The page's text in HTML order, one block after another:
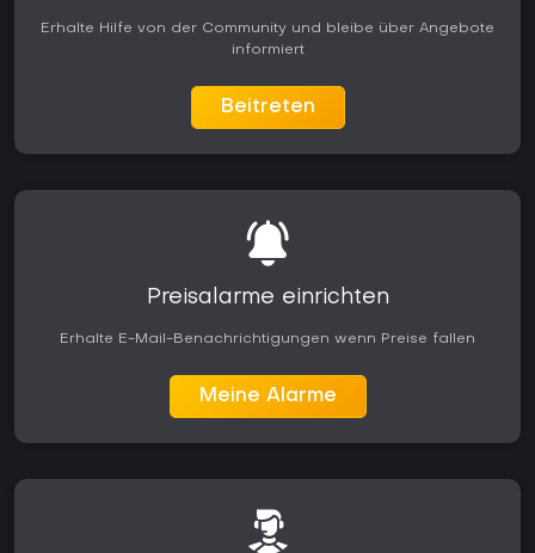
Erhalte Hilfe von der Community und bleibe über Angebote
informiert
Beitreten
Preisalarme einrichten
Erhalte E-Mail-Benachrichtigungen wenn Preise fallen
Meine Alarme